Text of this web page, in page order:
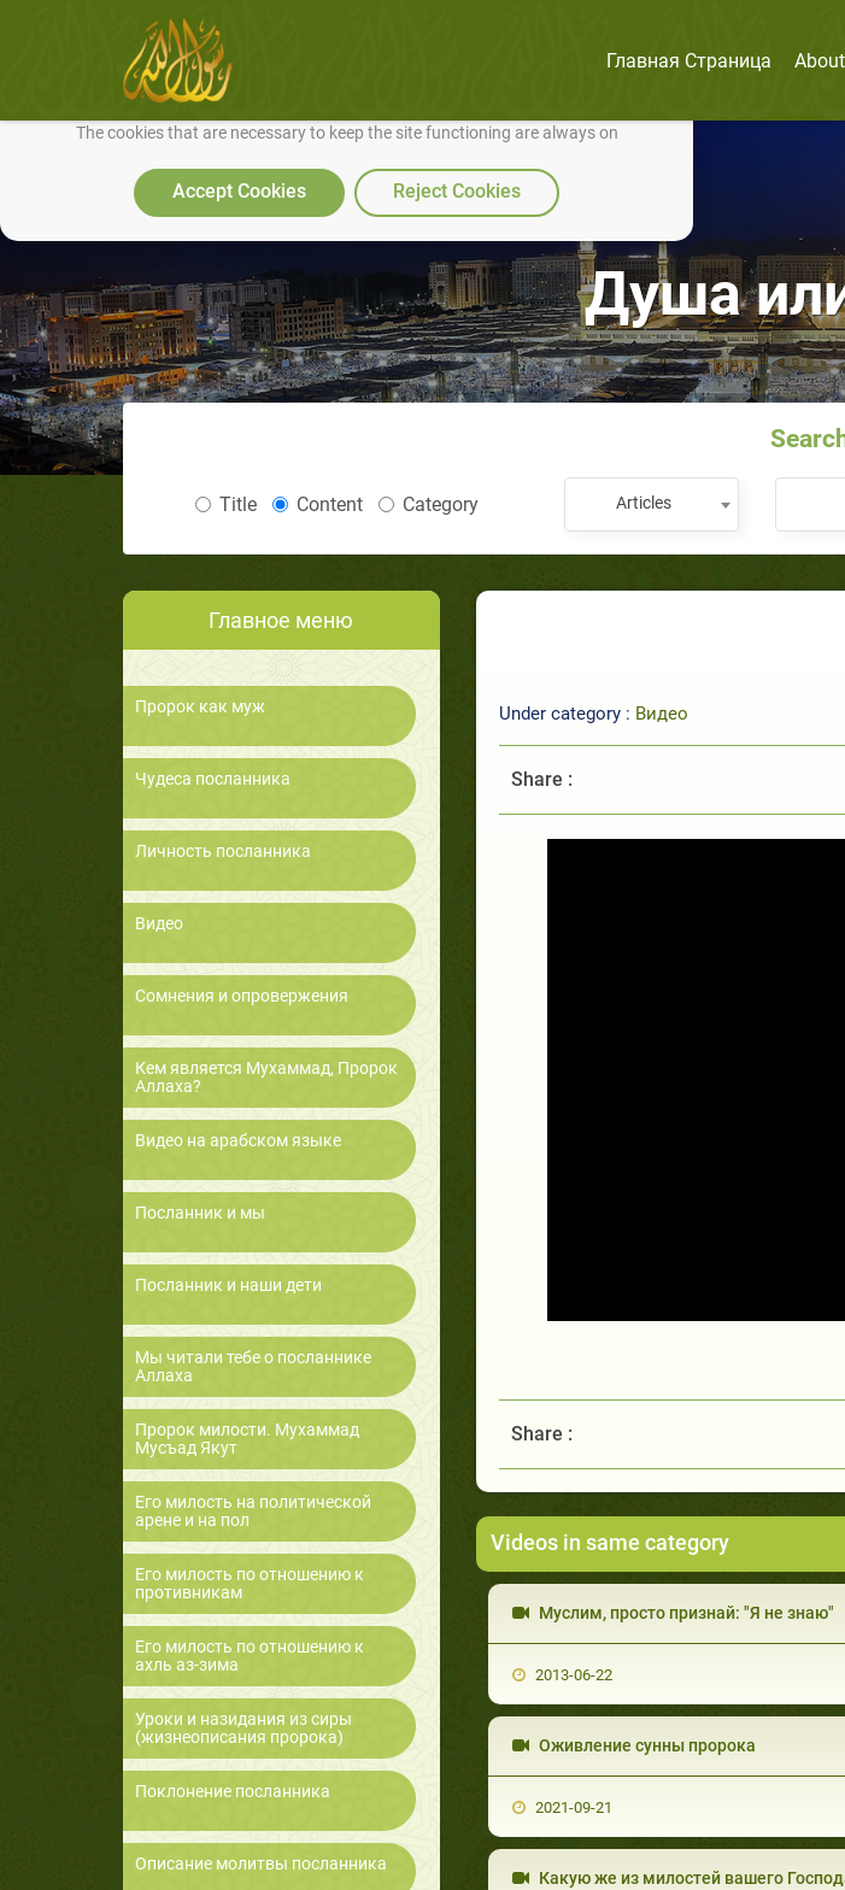
We use cookies to make our site work well for you and so we can continually improve it.
The cookies that are necessary to keep the site functioning are always on
Accept Cookies Reject Cookies
Главная Страница
Душа
Title Content Category Articles
Главное меню
Пророк как муж
Чудеса посланника
Личность посланника
Видео
Сомнения и опровержения
Кем является Мухаммад, Пророк
Аллаха?
Видео на арабском языке
Посланник и мы
Посланник и наши дети
Мы читали тебе о посланнике
Аллаха
Пророк милости. Мухаммад
Мусъад Якут
Его милость на политической
арене и на пол
Его милость по отношению к
противникам
Его милость по отношению к
ахль аз-зима
Уроки и назидания из сиры
(жизнеописания пророка)
Поклонение посланника
Описание молитвы посланника
Under category : Видео
Share :
Share :
Videos in same category
Муслим, просто признай: "Я не знаю"
2013-06-22
Оживление сунны пророка
2021-09-21
Какую же из милостей вашего Господа вы